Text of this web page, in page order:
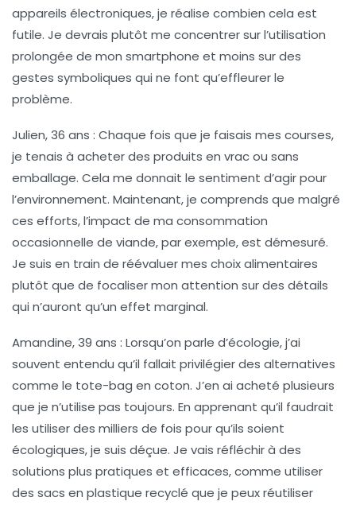
appareils électroniques, je réalise combien cela est
futile. Je devrais plutôt me concentrer sur l’utilisation
prolongée de mon smartphone et moins sur des
gestes symboliques qui ne font qu’effleurer le
problème.
Julien, 36 ans : Chaque fois que je faisais mes courses,
je tenais à acheter des produits en vrac ou sans
emballage. Cela me donnait le sentiment d’agir pour
l’environnement. Maintenant, je comprends que malgré
ces efforts, l’impact de ma consommation
occasionnelle de viande, par exemple, est démesuré.
Je suis en train de réévaluer mes choix alimentaires
plutôt que de focaliser mon attention sur des détails
qui n’auront qu’un effet marginal.
Amandine, 39 ans : Lorsqu’on parle d’écologie, j’ai
souvent entendu qu’il fallait privilégier des alternatives
comme le tote-bag en coton. J’en ai acheté plusieurs
que je n’utilise pas toujours. En apprenant qu’il faudrait
les utiliser des milliers de fois pour qu’ils soient
écologiques, je suis déçue. Je vais réfléchir à des
solutions plus pratiques et efficaces, comme utiliser
des sacs en plastique recyclé que je peux réutiliser